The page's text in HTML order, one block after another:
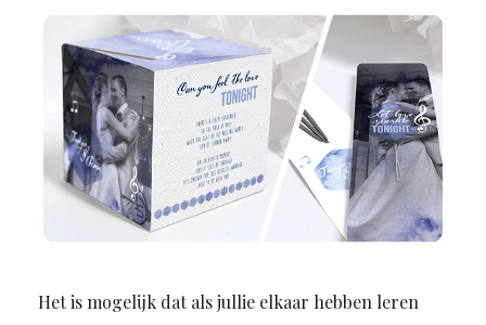
Het is mogelijk dat als jullie elkaar hebben leren